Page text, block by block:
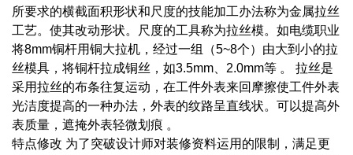
所要求的横截面积形状和尺度的技能加工办法称为金属拉丝
工艺。使其改动形状。尺度的工具称为拉丝模。如电缆职业
将8mm铜杆用铜大拉机，经过一组（5~8个）由大到小的拉
丝模具，将铜杆拉成铜丝，如3.5mm、2.0mm等 。 拉丝是
采用拉丝的布条往复运动，在工件外表来回摩擦使工件外表
光洁度提高的一种办法，外表的纹路呈直线状。可以提高外
表质量，遮掩外表轻微划痕 。
特点修改 为了突破设计师对装修资料运用的限制，满足更